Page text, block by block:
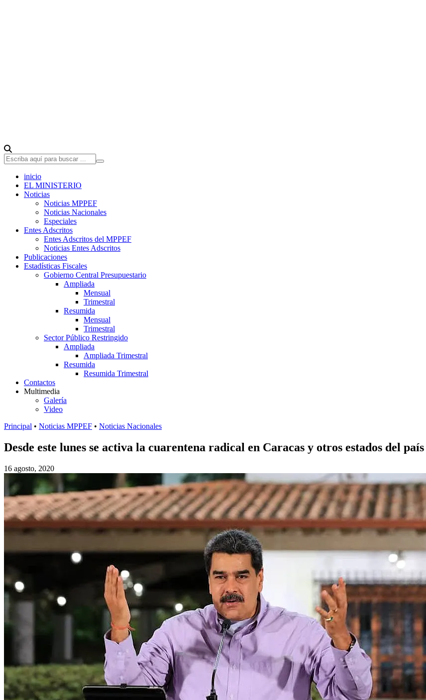
inicio
EL MINISTERIO
Noticias
Noticias MPPEF
Noticias Nacionales
Especiales
Entes Adscritos
Entes Adscritos del MPPEF
Noticias Entes Adscritos
Publicaciones
Estadísticas Fiscales
Gobierno Central Presupuestario
Ampliada
Mensual
Trimestral
Resumida
Mensual
Trimestral
Sector Público Restringido
Ampliada
Ampliada Trimestral
Resumida
Resumida Trimestral
Contactos
Multimedia
Galería
Video
Principal • Noticias MPPEF • Noticias Nacionales
Desde este lunes se activa la cuarentena radical en Caracas y otros estados del país
16 agosto, 2020